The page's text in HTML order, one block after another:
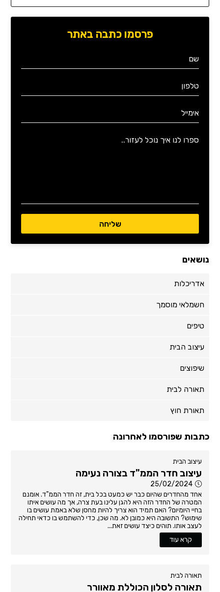
פרסמו כתבה באתר
נושאים
אדריכלות
חשמלאי מוסמך
טיפים
עיצוב הבית
שיפוצים
תאורה לבית
תאורת חוץ
כתבות שפורסמו לאחרונה
עיצוב הבית
עיצוב חדר הממ"ד בצורה נעימה
25/02/2024
אחד מהחדרים שהיום כבר יש כמעט בכל בית, זה חדר הממ"ד. אומנם
המטרה של החדר הזה היא להגן עלינו בעת צרה, אך מה עושים איתו
בחיי היומיום? האם תמיד הוא צריך להיות מחסן שלא באמת עושים בו
שימוש? התשובה היא כמובן לא. מה שכן, כדי להשתמש בו כדאי תחילה
לעצב אותו. תוהים כיצד עושים זאת...
קרא עוד
תאורה לבית
תאורה לסלון הכוללת מאוורר